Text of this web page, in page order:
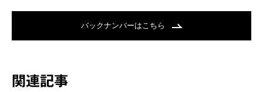
バックナンバーはこちら
関連記事